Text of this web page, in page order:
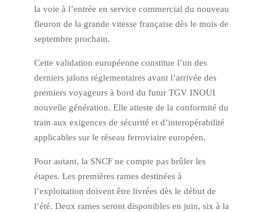
la voie à l’entrée en service commercial du nouveau
fleuron de la grande vitesse française dès le mois de
septembre prochain.
Cette validation européenne constitue l’un des
derniers jalons réglementaires avant l’arrivée des
premiers voyageurs à bord du futur TGV INOUI
nouvelle génération. Elle atteste de la conformité du
train aux exigences de sécurité et d’interopérabilité
applicables sur le réseau ferroviaire européen.
Pour autant, la SNCF ne compte pas brûler les
étapes. Les premières rames destinées à
l’exploitation doivent être livrées dès le début de
l’été. Deux rames seront disponibles en juin, six à la